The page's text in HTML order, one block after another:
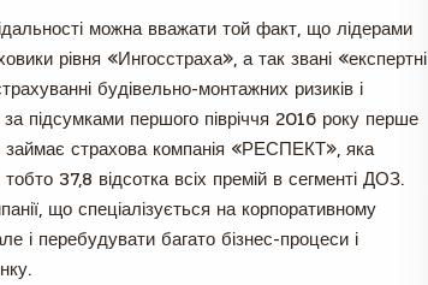
можна вважати той факт, що лідерами
рівня «Ингосстраха», а так звані «експертні
будівельно-монтажних ризиків і
підсумками першого півріччя 2016 року перше
займає страхова компанія «РЕСПЕКТ», яка
37,8 відсотка всіх премій в сегменті ДОЗ.
що спеціалізується на корпоративному
і перебудувати багато бізнес-процеси і